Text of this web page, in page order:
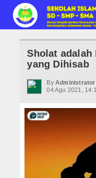
Home
Jenjang Pendidikan
SMAIT
Sholat adalah
yang Dihisab
By Administrator
04 Agu 2021,